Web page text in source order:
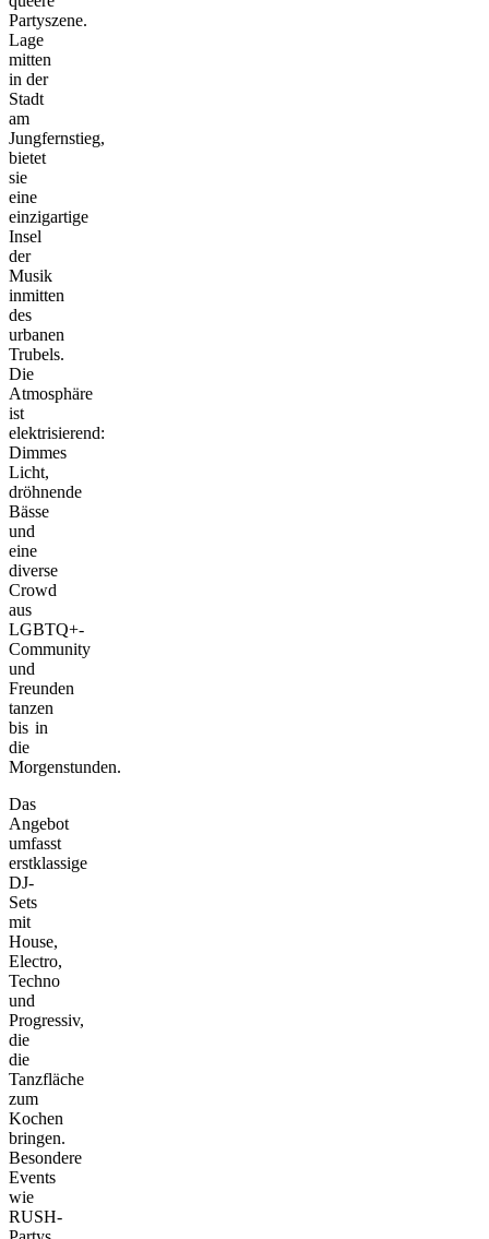
Partyszene.
Lage
mitten
in der
Stadt
am
Jungfernstieg,
bietet
sie
eine
einzigartige
Insel
der
Musik
inmitten
des
urbanen
Trubels.
Die
Atmosphäre
ist
elektrisierend:
Dimmes
Licht,
dröhnende
Bässe
und
eine
diverse
Crowd
aus
LGBTQ+-
Community
und
Freunden
tanzen
bis in
die
Morgenstunden.
Das
Angebot
umfasst
erstklassige
DJ-
Sets
mit
House,
Electro,
Techno
und
Progressiv,
die
die
Tanzfläche
zum
Kochen
bringen.
Besondere
Events
wie
RUSH-